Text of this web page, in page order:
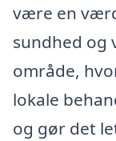
være en
sundhed og
område,
lokale
og gør det